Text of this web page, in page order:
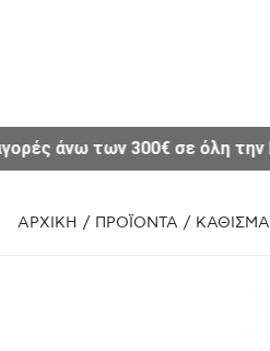
σε όλη την Ελλάδα.
ΑΡΧΙΚΗ / ΠΡΟΪΟΝΤΑ / ΚΑΘΙΣΜΑ